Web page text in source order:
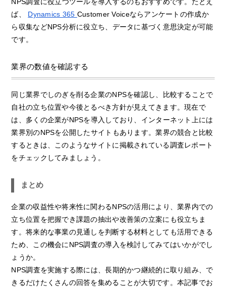
ば、 Dynamics 365 Customer Voiceならアンケートの作成か
ら収集などNPS分析に役立ち、データに基づく意思決定が可能
です。
業界の数値を確認する
同じ業界でしのぎを削る企業のNPSを確認し、比較することで
自社の立ち位置や今後とるべき方針が見えてきます。現在で
は、多くの企業がNPSを導入しており、インターネット上には
業界別のNPSを公開したサイトもあります。業界の競合と比較
するときは、このようなサイトに掲載されている調査レポート
をチェックしてみましょう。
まとめ
企業の収益性や将来性に関わるNPSの活用により、業界内での
立ち位置を把握でき課題の抽出や改善策の立案にも役立ちま
す。将来的な事業の見通しを判断する材料としても活用できる
ため、この機会にNPS調査の導入を検討してみてはいかがでし
ょうか。
NPS調査を実施する際には、長期的かつ継続的に取り組み、で
きるだけたくさんの回答を集めることが大切です。本記事でお